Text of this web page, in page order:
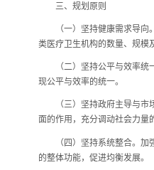
三、规划原则
（一）坚持健康需求导向。
类医疗卫生机构的数量、规模
（二）坚持公平与效率统一
现公平与效率的统一。
（三）坚持政府主导与市场
面的作用，充分调动社会力量
（四）坚持系统整合。加强
的整体功能，促进均衡发展。